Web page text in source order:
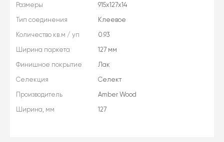
Размеры
915х127х14
Тип соединения
Клеевое
Количество кв.м / уп
0.93
Ширина паркета
127 мм
Финишное покрытие
Лак
Селекция
Селект
Производитель
Amber Wood
Ширина, мм
127